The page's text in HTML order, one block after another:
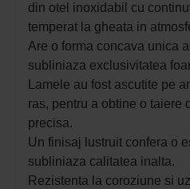
din otel inoxidabil cu
temperat la gheata in
Are o forma concava unica
subliniaza exclusivitatea
Lamele au fost ascutite pe
ras, pentru a obtine o taiere
precisa.
Un finisaj lustruit confera o
subliniaza calitatea inalta.
Rezistenta la coroziune si